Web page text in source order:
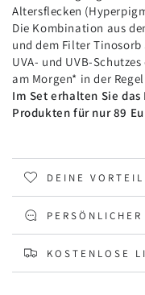
Altersflecken
Die Kombination aus
und dem Filter
UVA- und UVB-
am Morgen* in der
Im Set erhalten Sie
Produkten für nur 89
DEINE
KOSTENLOSE